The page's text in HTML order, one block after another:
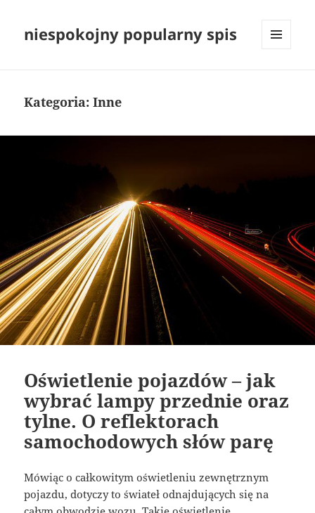
niespokojny popularny spis
Kategoria:Inne
Oświetlenie pojazdów – jak
wybrać lampy przednie oraz
tylne. O reflektorach
samochodowych słów parę
Mówiąc o całkowitym oświetleniu zewnętrznym
pojazdu, dotyczy to świateł odnajdujących się na